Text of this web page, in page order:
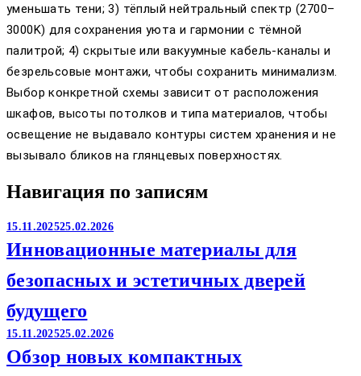
уменьшать тени; 3) тёплый нейтральный спектр (2700–
3000K) для сохранения уюта и гармонии с тёмной
палитрой; 4) скрытые или вакуумные кабель-каналы и
безрельсовые монтажи, чтобы сохранить минимализм.
Выбор конкретной схемы зависит от расположения
шкафов, высоты потолков и типа материалов, чтобы
освещение не выдавало контуры систем хранения и не
вызывало бликов на глянцевых поверхностях.
Навигация по записям
15.11.202525.02.2026
Инновационные материалы для
безопасных и эстетичных дверей
будущего
15.11.202525.02.2026
Обзор новых компактных